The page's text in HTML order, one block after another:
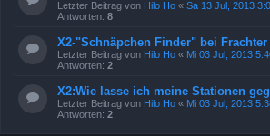
Letzter Beitrag von Hilo Ho « Sa 13 Jul, 2013
Antworten: 8
X2-"Schnäpchen Finder" bei
Letzter Beitrag von Hilo Ho « Mi 03 Jul, 2013
Antworten: 2
X2:Wie lasse ich meine Stationen
Letzter Beitrag von Hilo Ho « Mi 03 Jul, 2013
Antworten: 2